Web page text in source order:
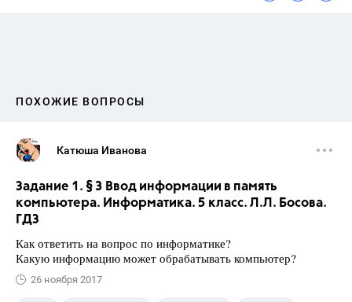
ПОХОЖИЕ ВОПРОСЫ
Катюша Иванова
Задание 1. § 3 Ввод информации в память
компьютера. Информатика. 5 класс. Л.Л. Босова.
ГДЗ
Как ответить на вопрос по информатике?
Какую информацию может обрабатывать компьютер?
26 ноября 2017